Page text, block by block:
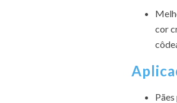
cor